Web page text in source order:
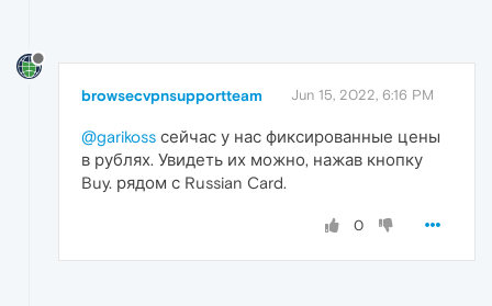
browsecvpnsupportteam Jun 15, 2022, 6:16 PM
@garikoss сейчас у нас фиксированные цены
в рублях. Увидеть их можно, нажав кнопку
Buy. рядом с Russian Card.
0